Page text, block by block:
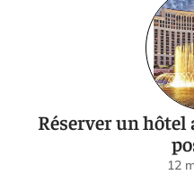
Réserver un hôtel
12